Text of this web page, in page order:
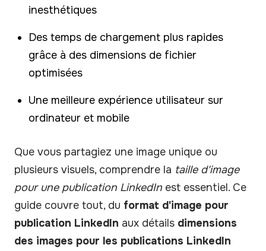
inesthétiques
Des temps de chargement plus rapides
grâce à des dimensions de fichier
optimisées
Une meilleure expérience utilisateur sur
ordinateur et mobile
Que vous partagiez une image unique ou
plusieurs visuels, comprendre la taille d'image
pour une publication LinkedIn est essentiel. Ce
guide couvre tout, du format d'image pour
publication LinkedIn aux détails dimensions
des images pour les publications LinkedIn